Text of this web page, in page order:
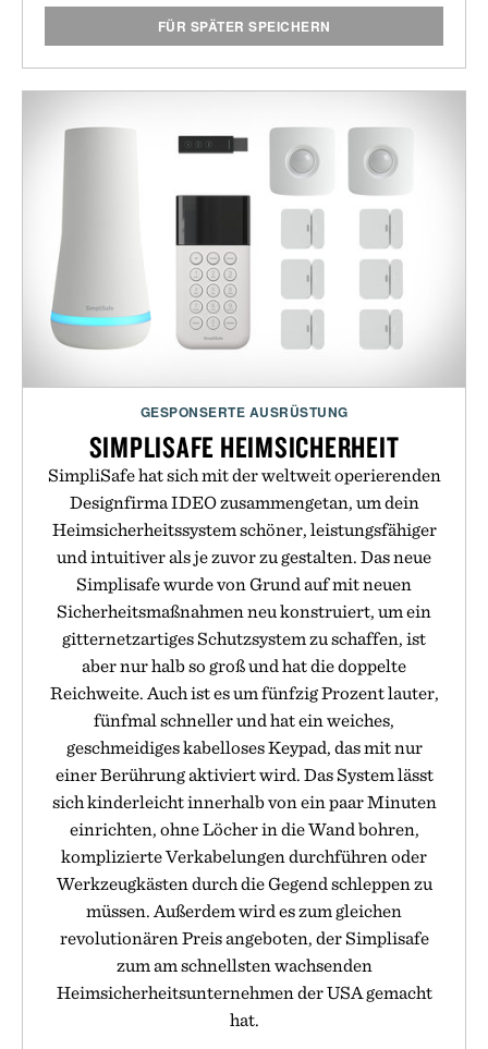
FÜR SPÄTER SPEICHERN
GESPONSERTE AUSRÜSTUNG
SIMPLISAFE HEIMSICHERHEIT
SimpliSafe hat sich mit der weltweit operierenden
Designfirma IDEO zusammengetan, um dein
Heimsicherheitssystem schöner, leistungsfähiger
und intuitiver als je zuvor zu gestalten. Das neue
Simplisafe wurde von Grund auf mit neuen
Sicherheitsmaßnahmen neu konstruiert, um ein
gitternetzartiges Schutzsystem zu schaffen, ist
aber nur halb so groß und hat die doppelte
Reichweite. Auch ist es um fünfzig Prozent lauter,
fünfmal schneller und hat ein weiches,
geschmeidiges kabelloses Keypad, das mit nur
einer Berührung aktiviert wird. Das System lässt
sich kinderleicht innerhalb von ein paar Minuten
einrichten, ohne Löcher in die Wand bohren,
komplizierte Verkabelungen durchführen oder
Werkzeugkästen durch die Gegend schleppen zu
müssen. Außerdem wird es zum gleichen
revolutionären Preis angeboten, der Simplisafe
zum am schnellsten wachsenden
Heimsicherheitsunternehmen der USA gemacht
hat.